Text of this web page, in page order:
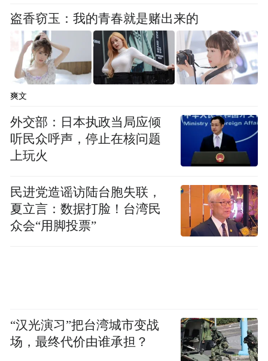
性，以及高度羧基化和芳香化的结构特征，
具有优异的吸附性能、土壤改良能力以及潜
在的能源价值，同时还兼具可再生、来源丰
富、绿色环保等优点。”森工林茂公司技术人
炭改性产品能广泛应用于土壤改良、水体修
复、污染物吸附、能源存储等多个领域，既
可解决燃烧等处理手段导致的高碳排放量问
题，促进‘双炭’目标实现，又能实现农业废弃
物的高值化利用，兼具资源集约与生态效
益。”
盗香窃玉：我的青春就是赌出来的
爽文
外交部：日本执政当局应倾
听民众呼声，停止在核问题
上玩火
民进党造谣访陆台胞失联，
夏立言：数据打脸！台湾民
众会“用脚投票”
“汉光演习”把台湾城市变战
场，最终代价由谁承担？